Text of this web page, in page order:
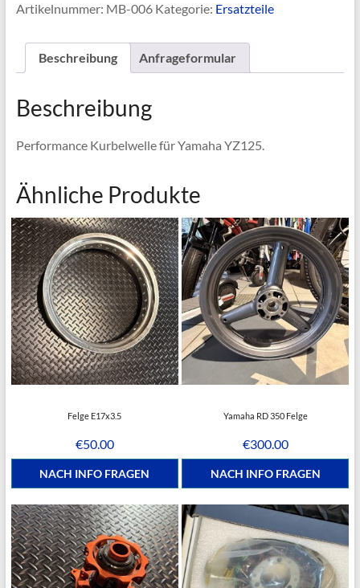
Artikelnummer: MB-006 Kategorie: Ersatzteile
Beschreibung Anfrageformular
Beschreibung
Performance Kurbelwelle für Yamaha YZ125.
Ähnliche Produkte
Felge E17x3.5
€50.00
NACH INFO FRAGEN
Yamaha RD 350 Felge
€300.00
NACH INFO FRAGEN